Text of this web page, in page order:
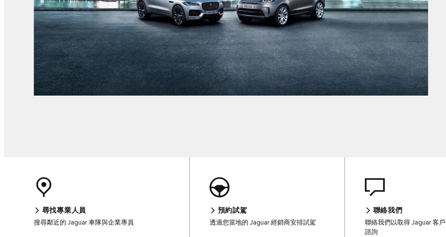
尋找專業人員
搜尋鄰近的 Jaguar 車隊與企業專員
預約試駕
透過您當地的 Jaguar 經銷商安排試駕
聯絡我們
聯絡我們以取得 Jaguar 客
諮詢